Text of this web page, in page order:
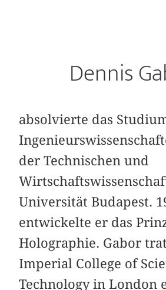
Dennis
absolvierte das
der Technischen und
Universität Budapest.
entwickelte er das
Holographie. Gabor
Imperial College of
Technology in London